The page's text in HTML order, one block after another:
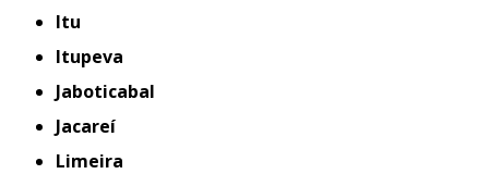
Itu
Itupeva
Jaboticabal
Jacareí
Limeira